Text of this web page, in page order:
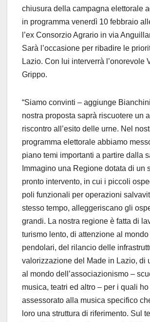
chiusura della campagna elettorale
in programma venerdì 10 febbraio
l’ex Consorzio Agrario in via
Sarà l’occasione per ribadire le
Lazio. Con lui interverrà l’onorevole
Grippo.
“Siamo convinti – aggiunge
nostra proposta saprà riscuotere un
riscontro all’esito delle urne. Nel
programma elettorale abbiamo
piano temi importanti a partire dalla
Immagino una Regione dotata di un
pronto intervento, in cui i piccoli
poli funzionali per operazioni
stesso tempo, alleggeriscano gli
grandi. La nostra regione è fatta di
turismo lento, di attenzione al mondo
pendolari, del rilancio delle
valorizzazione del Made in Lazio, di
al mondo dell’associazionismo –
musica, teatri ed altro – per i quali
assessorato alla musica specifico
loro una struttura di riferimento. Sul